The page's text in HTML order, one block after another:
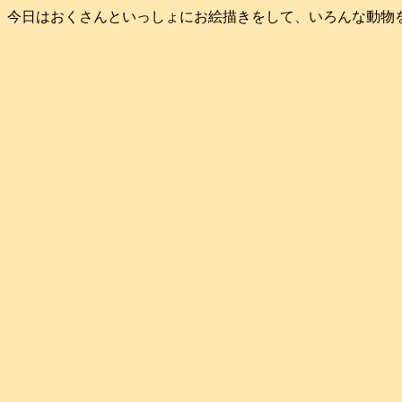
今日はおくさんといっしょにお絵描きをして、いろんな動物